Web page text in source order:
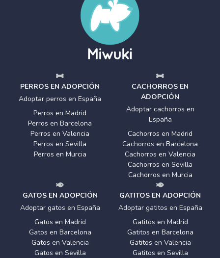
PERROS EN ADOPCIÓN
Adoptar perros en España
Perros en Madrid
Perros en Barcelona
Perros en Valencia
Perros en Sevilla
Perros en Murcia
CACHORROS EN
ADOPCIÓN
Adoptar cachorros en
España
Cachorros en Madrid
Cachorros en Barcelona
Cachorros en Valencia
Cachorros en Sevilla
Cachorros en Murcia
GATOS EN ADOPCIÓN
Adoptar gatos en España
Gatos en Madrid
Gatos en Barcelona
Gatos en Valencia
Gatos en Sevilla
GATITOS EN ADOPCIÓN
Adoptar gatitos en España
Gatitos en Madrid
Gatitos en Barcelona
Gatitos en Valencia
Gatitos en Sevilla